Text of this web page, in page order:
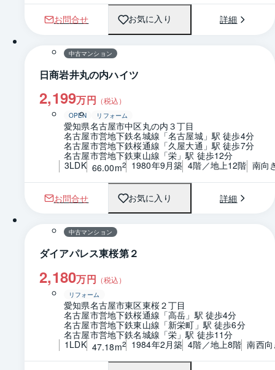
お問合せ お気に入り 詳細
1 / 0 間取り
中古マンション
日商岩井丸の内ハイツ
2,199万円 （税込）
OPEN リフォーム
愛知県名古屋市中区丸の内３丁目
名古屋市営地下鉄名城線「名古屋城」駅 徒歩4分
名古屋市営地下鉄桜通線「久屋大通」駅 徒歩7分
名古屋市営地下鉄東山線「栄」駅 徒歩12分
3LDK 66.00m2 1980年9月築 4階／地上12階 南向
お問合せ お気に入り 詳細
1 / 0 間取り
中古マンション
ダイアパレス東桜第２
2,180万円 （税込）
リフォーム
愛知県名古屋市東区東桜２丁目
名古屋市営地下鉄桜通線「高岳」駅 徒歩4分
名古屋市営地下鉄東山線「新栄町」駅 徒歩6分
名古屋市営地下鉄名城線「栄」駅 徒歩11分
1LDK 47.18m2 1984年2月築 4階／地上8階 南西